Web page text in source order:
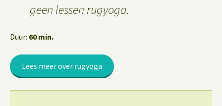
geen lessen rugyoga.
Duur: 60 min.
Lees meer over rugyoga